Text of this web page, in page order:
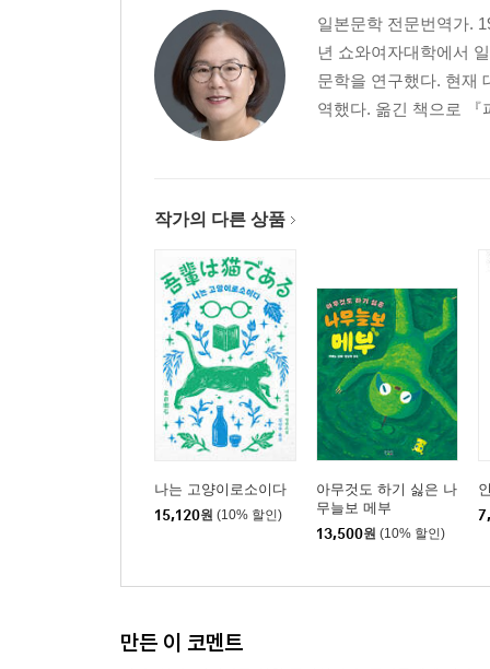
일본문학 전문번역가.
년 쇼와여자대학에서
문학을 연구했다. 현재
역했다. 옮긴 책으로 『
작가의 다른 상품
나는 고양이로소이다
15,120원 (10% 할인)
아무것도 하기 싫은 나
무늘보 메부
13,500원 (10% 할인)
만든 이 코멘트